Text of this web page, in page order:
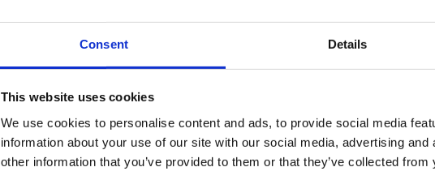
Consent Details
This website uses cookies
We use cookies to personalise content and ads, to provide social media
information about your use of our site with our social media, advertising
other information that you’ve provided to them or that they’ve collected